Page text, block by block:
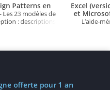
Patterns en
- Les 23 modèles de
: descriptions
Excel
et
L’aide-
offerte pour 1 an